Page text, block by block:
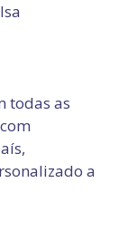
todas as
a